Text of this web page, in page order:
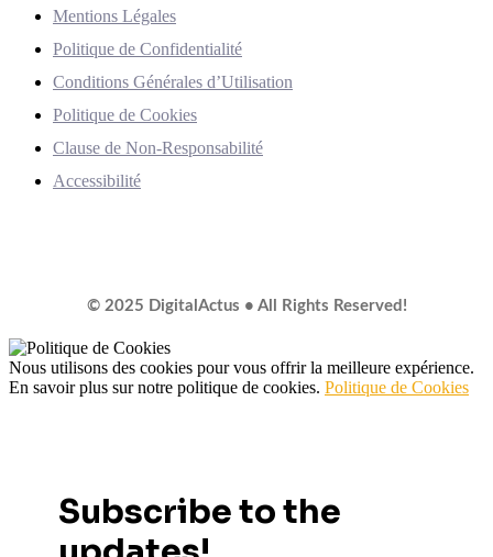
Mentions Légales
Politique de Confidentialité
Conditions Générales d’Utilisation
Politique de Cookies
Clause de Non-Responsabilité
Accessibilité
© 2025 DigitalActus • All Rights Reserved!
Nous utilisons des cookies pour vous offrir la meilleure expérience.
En savoir plus sur notre politique de cookies. Politique de Cookies
Subscribe to the